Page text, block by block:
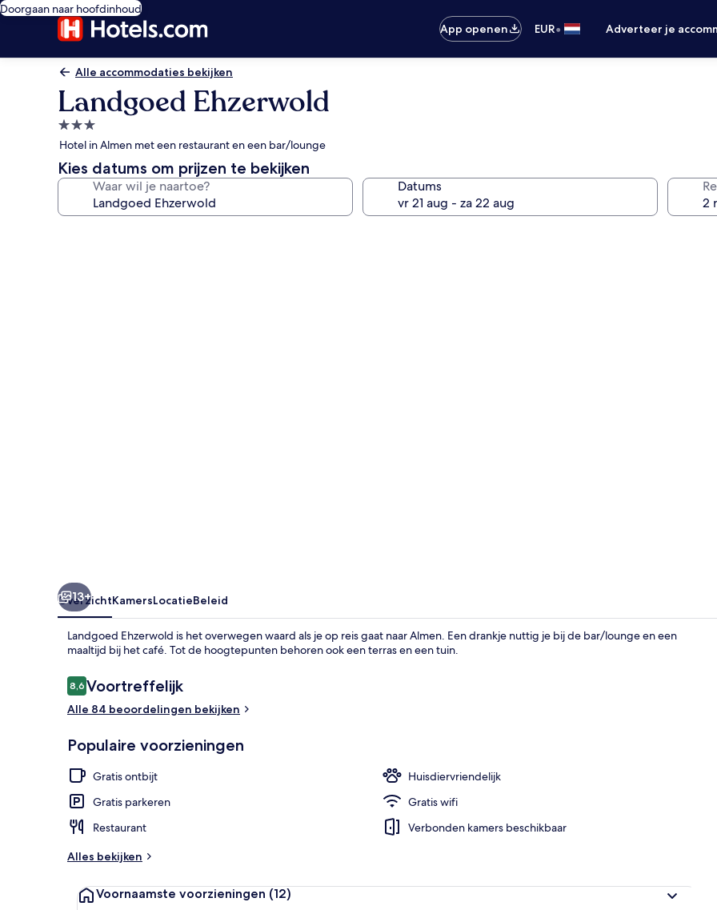
Doorgaan naar hoofdinhoud
App openen
EUR• Adverteer je
Alle accommodaties bekijken
Landgoed Ehzerwold
3.0-
sterrenaccommodatie
Hotel in Almen met een restaurant en een bar/lounge
Kies datums om prijzen te bekijken
Waar wil je naartoe? Datums
13+
OverzichtKamersLocatieBeleid
Landgoed Ehzerwold is het overwegen waard als je op reis gaat naar Almen. Een drankje nuttig je bij de bar/lounge en een
maaltijd bij het café. Tot de hoogtepunten behoren ook een terras en een tuin.
Beoordelingen
8,68,6 op 10 –
Voortreffelijk
Alle 84 beoordelingen bekijken
Populaire voorzieningen
Gratis ontbijt
Huisdiervriendelijk
Gratis parkeren
Gratis wifi
Restaurant
Verbonden kamers beschikbaar
Alles bekijken
Voornaamste voorzieningen (12)